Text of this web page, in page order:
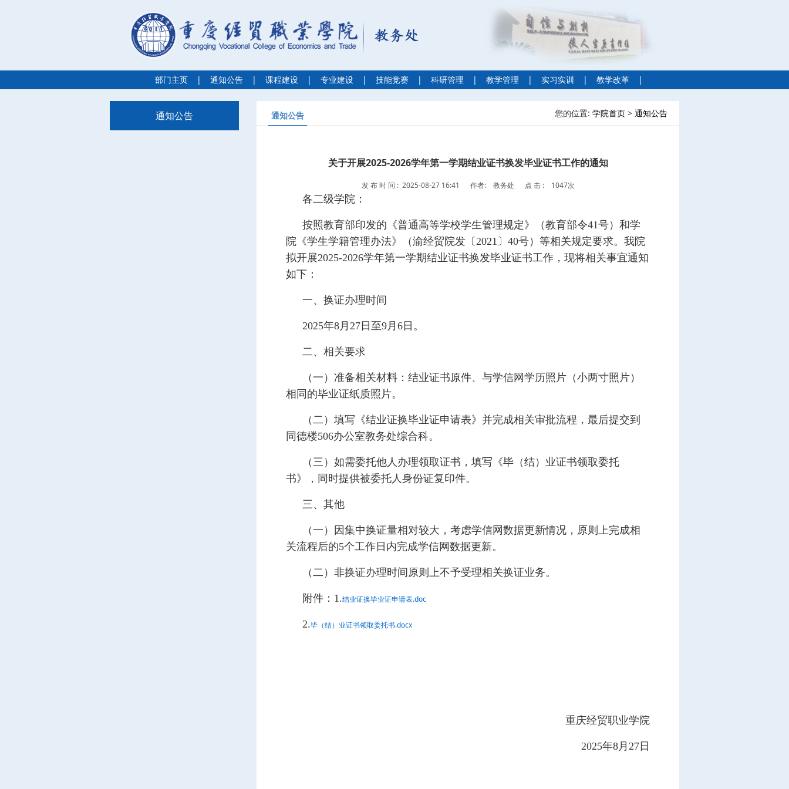
部门主页 | 通知公告 | 课程建设 | 专业建设 | 技能竞赛 | 科研管理 | 教学管理 | 实习实训 | 教学改革 |
通知公告 通知公告 您的位置: 学院首页 > 通知公告
关于开展2025-2026学年第一学期结业证书换发毕业证书工作的通知
发 布 时 间 : 2025-08-27 16:41 作者: 教务处 点 击 : 1047次
各二级学院：
按照教育部印发的《普通高等学校学生管理规定》（教育部令41号）和学
院《学生学籍管理办法》（渝经贸院发〔2021〕40号）等相关规定要求。我院
拟开展2025-2026学年第一学期结业证书换发毕业证书工作，现将相关事宜通知
如下：
一、换证办理时间
2025年8月27日至9月6日。
二、相关要求
（一）准备相关材料：结业证书原件、与学信网学历照片（小两寸照片）
相同的毕业证纸质照片。
（二）填写《结业证换毕业证申请表》并完成相关审批流程，最后提交到
同德楼506办公室教务处综合科。
（三）如需委托他人办理领取证书，填写《毕（结）业证书领取委托
书》，同时提供被委托人身份证复印件。
三、其他
（一）因集中换证量相对较大，考虑学信网数据更新情况，原则上完成相
关流程后的5个工作日内完成学信网数据更新。
（二）非换证办理时间原则上不予受理相关换证业务。
附件：1.结业证换毕业证申请表.doc
2.毕（结）业证书领取委托书.docx
重庆经贸职业学院
2025年8月27日